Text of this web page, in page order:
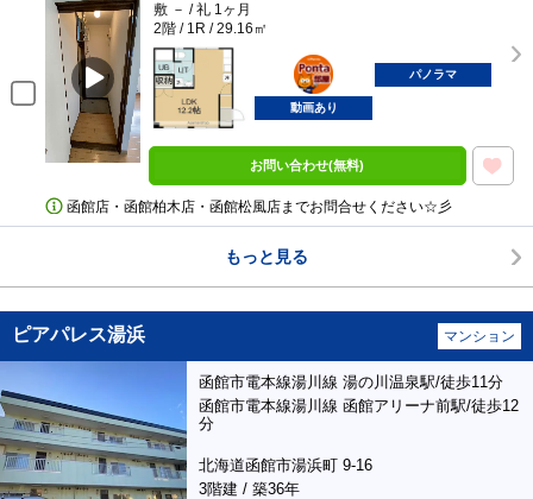
敷 － / 礼 1ヶ月
2階 / 1R / 29.16㎡
ポンタ
部屋
パノラマ
動画あり
お問い合わせ(無料)
函館店・函館柏木店・函館松風店までお問合せください☆彡
もっと見る
ピアパレス湯浜 マンション
函館市電本線湯川線 湯の川温泉駅/徒歩11分
函館市電本線湯川線 函館アリーナ前駅/徒歩12
分
北海道函館市湯浜町 9-16
3階建 / 築36年